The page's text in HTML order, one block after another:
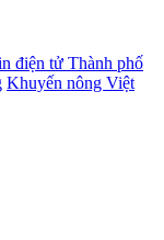
điện tử Thành phố
Khuyến nông Việt